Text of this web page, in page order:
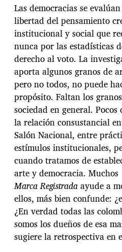
Las democracias se
libertad del pensamiento
institucional y social que
nunca por las estadísticas
derecho al voto. La
aporta algunos granos de
pero no todos, no puede
propósito. Faltan los
sociedad en general.
la relación consustancial
Salón Nacional, entre
estímulos institucionales,
cuando tratamos de
arte y democracia.
Marca Registradaayude a
ellos, más bien confunde:
¿En verdad todas las
somos los dueños de esa
sugiere la retrospectiva en